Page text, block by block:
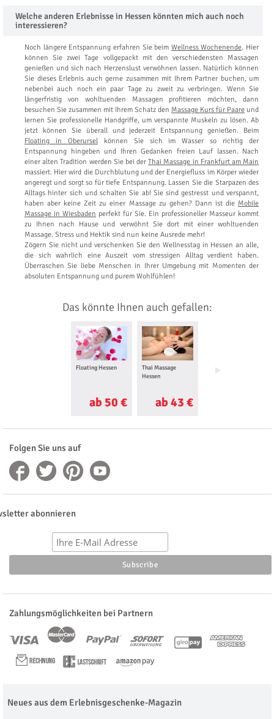
Welche anderen Erlebnisse in Hessen könnten mich auch noch
interessieren?
Noch längere Entspannung erfahren Sie beim Wellness Wochenende. Hier
können Sie zwei Tage vollgepackt mit den verschiedensten Massagen
genießen und sich nach Herzenslust verwöhnen lassen. Natürlich können
Sie dieses Erlebnis auch gerne zusammen mit Ihrem Partner buchen, um
nebenbei auch noch ein paar Tage zu zweit zu verbringen. Wenn Sie
längerfristig von wohltuenden Massagen profitieren möchten, dann
besuchen Sie zusammen mit Ihrem Schatz den Massage Kurs für Paare und
lernen Sie professionelle Handgriffe, um verspannte Muskeln zu lösen. Ab
jetzt können Sie überall und jederzeit Entspannung genießen. Beim
Floating in Oberurselkönnen Sie sich im Wasser so richtig der
Entspannung hingeben und Ihren Gedanken freien Lauf lassen. Nach
einer alten Tradition werden Sie bei derThai Massage in Frankfurt am Main
massiert. Hier wird die Durchblutung und der Energiefluss im Körper wieder
angeregt und sorgt so für tiefe Entspannung. Lassen Sie die Starpazen des
Alltags hinter sich und schalten Sie ab! Sie sind gestresst und verspannt,
haben aber keine Zeit zu einer Massage zu gehen? Dann ist die Mobile
Massage in Wiesbaden perfekt für Sie. Ein professioneller Masseur kommt
zu Ihnen nach Hause und verwöhnt Sie dort mit einer wohltuenden
Massage. Stress und Hektik sind nun keine Ausrede mehr!
Zögern Sie nicht und verschenken Sie den Wellnesstag in Hessen an alle,
die sich wahrlich eine Auszeit vom stressigen Alltag verdient haben.
Überraschen Sie liebe Menschen in Ihrer Umgebung mit Momenten der
absoluten Entspannung und purem Wohlfühlen!
Das könnte Ihnen auch gefallen:
Floating Hessen
ab 50 €
Thai Massage
Hessen
ab 43 €
Ayurveda Massage
Folgen Sie uns auf
abonnieren
Zahlungsmöglichkeiten bei Partnern
Neues aus dem Erlebnisgeschenke-Magazin